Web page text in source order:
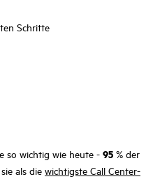
Schritte
so wichtig wie heute - 95 % der
als die wichtigste Call Center-